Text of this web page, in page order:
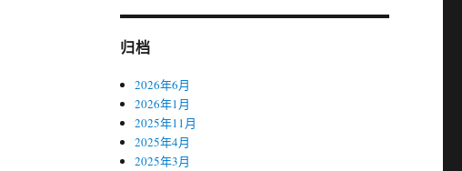
归档
2026年6月
2026年1月
2025年11月
2025年4月
2025年3月